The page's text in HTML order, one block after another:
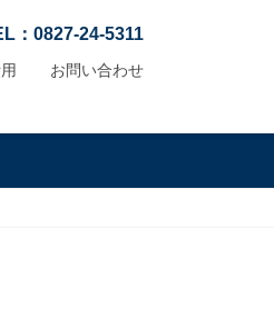
：0827-24-5311
お問い合わせ